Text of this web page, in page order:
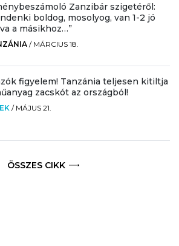
Zanzibár szigetéről:
boldog, mosolyog, van 1-2 jó
a másikhoz…”
/ MÁRCIUS 18.
figyelem! Tanzánia teljesen kitiltja
zacskót az országból!
/ MÁJUS 21.
ÖSSZES CIKK